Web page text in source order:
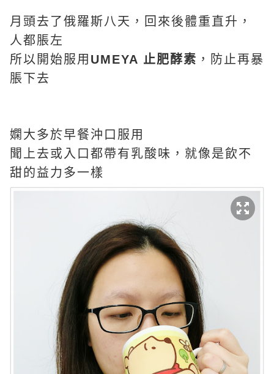
月頭去了俄羅斯八天，回來後體重直升，
人都脹左
所以開始服用 UMEYA 止肥酵素 ，防止再暴
脹下去
嫻大多於早餐沖口服用
聞上去或入口都帶有乳酸味，就像是飲不
甜的益力多一樣